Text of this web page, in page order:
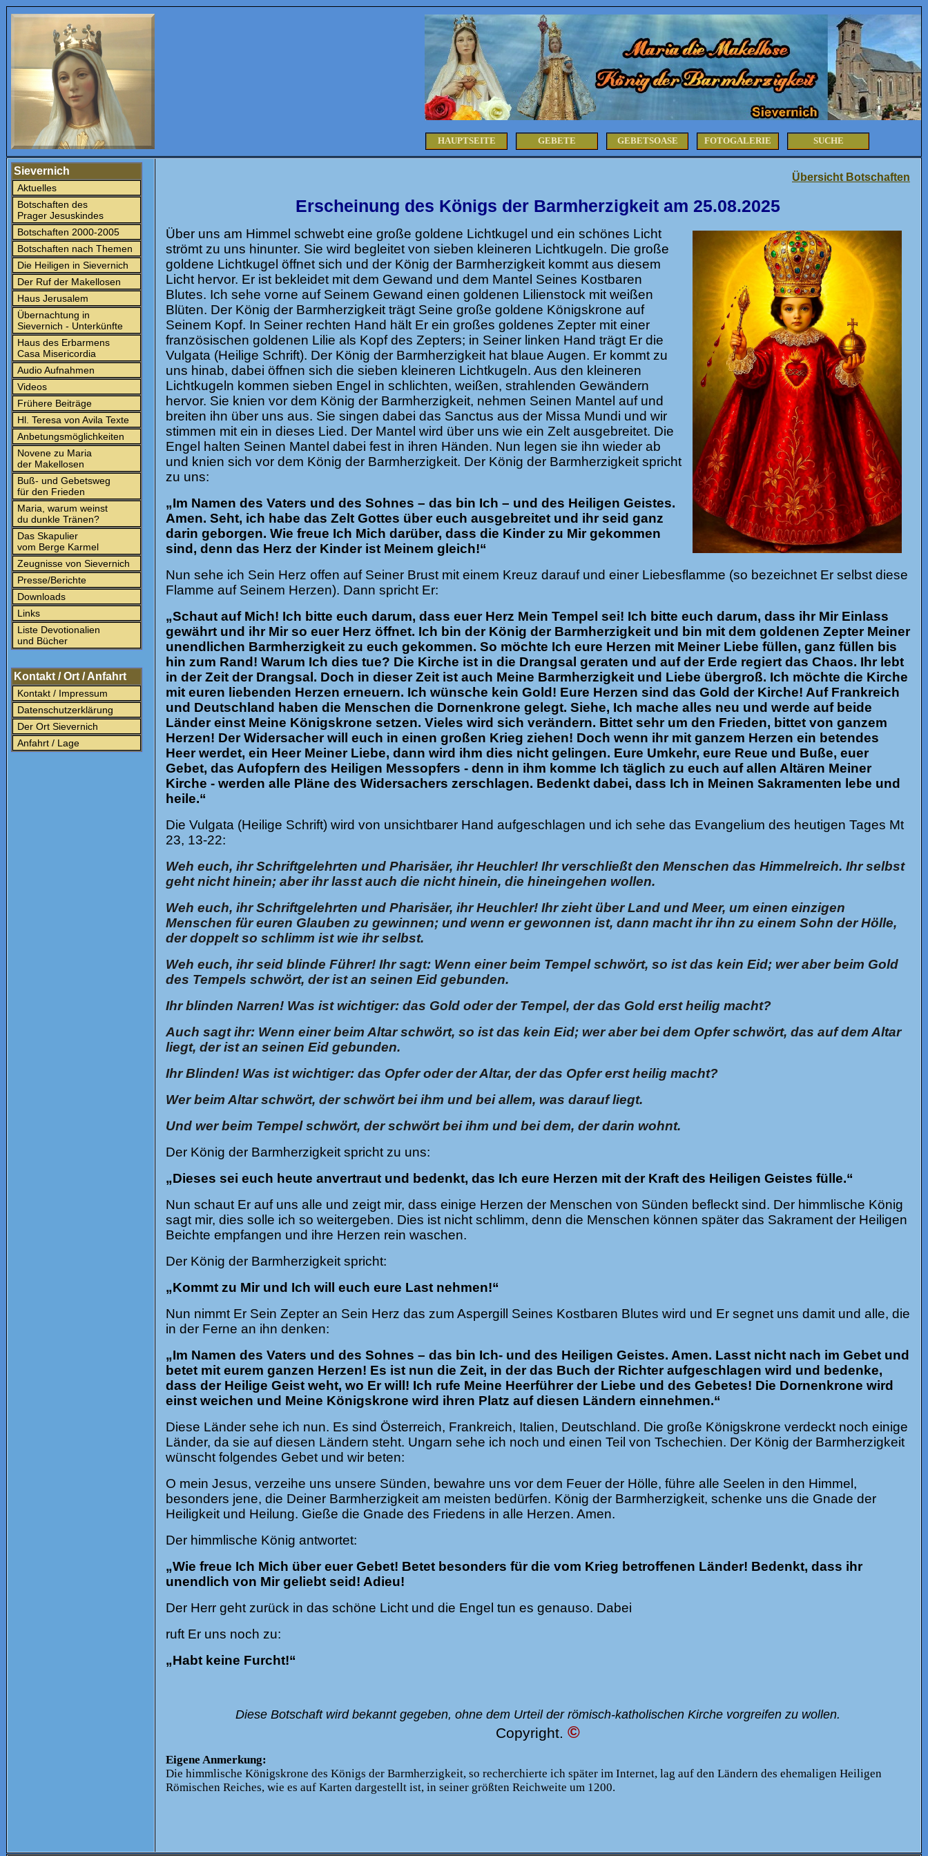
HAUPTSEITE GEBETE GEBETSOASE FOTOGALERIE SUCHE
Sievernich
Aktuelles
Botschaften des
Prager Jesuskindes
Botschaften 2000-2005
Botschaften nach Themen
Die Heiligen in Sievernich
Der Ruf der Makellosen
Haus Jerusalem
Übernachtung in
Sievernich - Unterkünfte
Haus des Erbarmens
Casa Misericordia
Audio Aufnahmen
Videos
Frühere Beiträge
Hl. Teresa von Avila Texte
Anbetungsmöglichkeiten
Novene zu Maria
der Makellosen
Buß- und Gebetsweg
für den Frieden
Maria, warum weinst
du dunkle Tränen?
Das Skapulier
vom Berge Karmel
Zeugnisse von Sievernich
Presse/Berichte
Downloads
Links
Liste Devotionalien
und Bücher
Kontakt / Ort / Anfahrt
Kontakt / Impressum
Datenschutzerklärung
Der Ort Sievernich
Anfahrt / Lage
Übersicht Botschaften
Erscheinung des Königs der Barmherzigkeit am 25.08.2025
Über uns am Himmel schwebt eine große goldene Lichtkugel und ein schönes Licht
strömt zu uns hinunter. Sie wird begleitet von sieben kleineren Lichtkugeln. Die große
goldene Lichtkugel öffnet sich und der König der Barmherzigkeit kommt aus diesem
Licht hervor. Er ist bekleidet mit dem Gewand und dem Mantel Seines Kostbaren
Blutes. Ich sehe vorne auf Seinem Gewand einen goldenen Lilienstock mit weißen
Blüten. Der König der Barmherzigkeit trägt Seine große goldene Königskrone auf
Seinem Kopf. In Seiner rechten Hand hält Er ein großes goldenes Zepter mit einer
französischen goldenen Lilie als Kopf des Zepters; in Seiner linken Hand trägt Er die
Vulgata (Heilige Schrift). Der König der Barmherzigkeit hat blaue Augen. Er kommt zu
uns hinab, dabei öffnen sich die sieben kleineren Lichtkugeln. Aus den kleineren
Lichtkugeln kommen sieben Engel in schlichten, weißen, strahlenden Gewändern
hervor. Sie knien vor dem König der Barmherzigkeit, nehmen Seinen Mantel auf und
breiten ihn über uns aus. Sie singen dabei das Sanctus aus der Missa Mundi und wir
stimmen mit ein in dieses Lied. Der Mantel wird über uns wie ein Zelt ausgebreitet. Die
Engel halten Seinen Mantel dabei fest in ihren Händen. Nun legen sie ihn wieder ab
und knien sich vor dem König der Barmherzigkeit. Der König der Barmherzigkeit spricht
zu uns:
„Im Namen des Vaters und des Sohnes – das bin Ich – und des Heiligen Geistes.
Amen. Seht, ich habe das Zelt Gottes über euch ausgebreitet und ihr seid ganz
darin geborgen. Wie freue Ich Mich darüber, dass die Kinder zu Mir gekommen
sind, denn das Herz der Kinder ist Meinem gleich!“
Nun sehe ich Sein Herz offen auf Seiner Brust mit einem Kreuz darauf und einer Liebesflamme (so bezeichnet Er selbst diese
Flamme auf Seinem Herzen). Dann spricht Er:
„Schaut auf Mich! Ich bitte euch darum, dass euer Herz Mein Tempel sei! Ich bitte euch darum, dass ihr Mir Einlass
gewährt und ihr Mir so euer Herz öffnet. Ich bin der König der Barmherzigkeit und bin mit dem goldenen Zepter Meiner
unendlichen Barmherzigkeit zu euch gekommen. So möchte Ich eure Herzen mit Meiner Liebe füllen, ganz füllen bis
hin zum Rand! Warum Ich dies tue? Die Kirche ist in die Drangsal geraten und auf der Erde regiert das Chaos. Ihr lebt
in der Zeit der Drangsal. Doch in dieser Zeit ist auch Meine Barmherzigkeit und Liebe übergroß. Ich möchte die Kirche
mit euren liebenden Herzen erneuern. Ich wünsche kein Gold! Eure Herzen sind das Gold der Kirche! Auf Frankreich
und Deutschland haben die Menschen die Dornenkrone gelegt. Siehe, Ich mache alles neu und werde auf beide
Länder einst Meine Königskrone setzen. Vieles wird sich verändern. Bittet sehr um den Frieden, bittet von ganzem
Herzen! Der Widersacher will euch in einen großen Krieg ziehen! Doch wenn ihr mit ganzem Herzen ein betendes
Heer werdet, ein Heer Meiner Liebe, dann wird ihm dies nicht gelingen. Eure Umkehr, eure Reue und Buße, euer
Gebet, das Aufopfern des Heiligen Messopfers - denn in ihm komme Ich täglich zu euch auf allen Altären Meiner
Kirche - werden alle Pläne des Widersachers zerschlagen. Bedenkt dabei, dass Ich in Meinen Sakramenten lebe und
heile.“
Die Vulgata (Heilige Schrift) wird von unsichtbarer Hand aufgeschlagen und ich sehe das Evangelium des heutigen Tages Mt
23, 13-22:
Weh euch, ihr Schriftgelehrten und Pharisäer, ihr Heuchler! Ihr verschließt den Menschen das Himmelreich. Ihr selbst
geht nicht hinein; aber ihr lasst auch die nicht hinein, die hineingehen wollen.
Weh euch, ihr Schriftgelehrten und Pharisäer, ihr Heuchler! Ihr zieht über Land und Meer, um einen einzigen
Menschen für euren Glauben zu gewinnen; und wenn er gewonnen ist, dann macht ihr ihn zu einem Sohn der Hölle,
der doppelt so schlimm ist wie ihr selbst.
Weh euch, ihr seid blinde Führer! Ihr sagt: Wenn einer beim Tempel schwört, so ist das kein Eid; wer aber beim Gold
des Tempels schwört, der ist an seinen Eid gebunden.
Ihr blinden Narren! Was ist wichtiger: das Gold oder der Tempel, der das Gold erst heilig macht?
Auch sagt ihr: Wenn einer beim Altar schwört, so ist das kein Eid; wer aber bei dem Opfer schwört, das auf dem Altar
liegt, der ist an seinen Eid gebunden.
Ihr Blinden! Was ist wichtiger: das Opfer oder der Altar, der das Opfer erst heilig macht?
Wer beim Altar schwört, der schwört bei ihm und bei allem, was darauf liegt.
Und wer beim Tempel schwört, der schwört bei ihm und bei dem, der darin wohnt.
Der König der Barmherzigkeit spricht zu uns:
„Dieses sei euch heute anvertraut und bedenkt, das Ich eure Herzen mit der Kraft des Heiligen Geistes fülle.“
Nun schaut Er auf uns alle und zeigt mir, dass einige Herzen der Menschen von Sünden befleckt sind. Der himmlische König
sagt mir, dies solle ich so weitergeben. Dies ist nicht schlimm, denn die Menschen können später das Sakrament der Heiligen
Beichte empfangen und ihre Herzen rein waschen.
Der König der Barmherzigkeit spricht:
„Kommt zu Mir und Ich will euch eure Last nehmen!“
Nun nimmt Er Sein Zepter an Sein Herz das zum Aspergill Seines Kostbaren Blutes wird und Er segnet uns damit und alle, die
in der Ferne an ihn denken:
„Im Namen des Vaters und des Sohnes – das bin Ich- und des Heiligen Geistes. Amen. Lasst nicht nach im Gebet und
betet mit eurem ganzen Herzen! Es ist nun die Zeit, in der das Buch der Richter aufgeschlagen wird und bedenke,
dass der Heilige Geist weht, wo Er will! Ich rufe Meine Heerführer der Liebe und des Gebetes! Die Dornenkrone wird
einst weichen und Meine Königskrone wird ihren Platz auf diesen Ländern einnehmen.“
Diese Länder sehe ich nun. Es sind Österreich, Frankreich, Italien, Deutschland. Die große Königskrone verdeckt noch einige
Länder, da sie auf diesen Ländern steht. Ungarn sehe ich noch und einen Teil von Tschechien. Der König der Barmherzigkeit
wünscht folgendes Gebet und wir beten:
O mein Jesus, verzeihe uns unsere Sünden, bewahre uns vor dem Feuer der Hölle, führe alle Seelen in den Himmel,
besonders jene, die Deiner Barmherzigkeit am meisten bedürfen. König der Barmherzigkeit, schenke uns die Gnade der
Heiligkeit und Heilung. Gieße die Gnade des Friedens in alle Herzen. Amen.
Der himmlische König antwortet:
„Wie freue Ich Mich über euer Gebet! Betet besonders für die vom Krieg betroffenen Länder! Bedenkt, dass ihr
unendlich von Mir geliebt seid! Adieu!
Der Herr geht zurück in das schöne Licht und die Engel tun es genauso. Dabei
ruft Er uns noch zu:
„Habt keine Furcht!“
Diese Botschaft wird bekannt gegeben, ohne dem Urteil der römisch-katholischen Kirche vorgreifen zu wollen.
Copyright. ©
Eigene Anmerkung:
Die himmlische Königskrone des Königs der Barmherzigkeit, so recherchierte ich später im Internet, lag auf den Ländern des ehemaligen Heiligen
Römischen Reiches, wie es auf Karten dargestellt ist, in seiner größten Reichweite um 1200.